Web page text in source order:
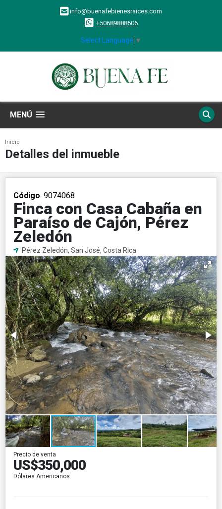
info@buenafebienesraices.com
+50689888606
Select Language ▼
MENÚ
Inicio
Detalles del inmueble
Código. 9074068
Finca con Casa Cabaña en
Paraíso de Cajón, Pérez
Zeledón
Pérez Zeledón, San José, Costa Rica
Precio de venta
US$350,000
Dólares Americanos